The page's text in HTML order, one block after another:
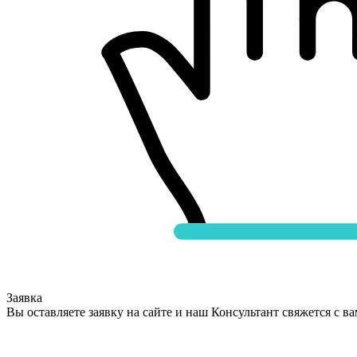
Заявка
Вы оставляете заявку на сайте и наш Консультант свяжется с